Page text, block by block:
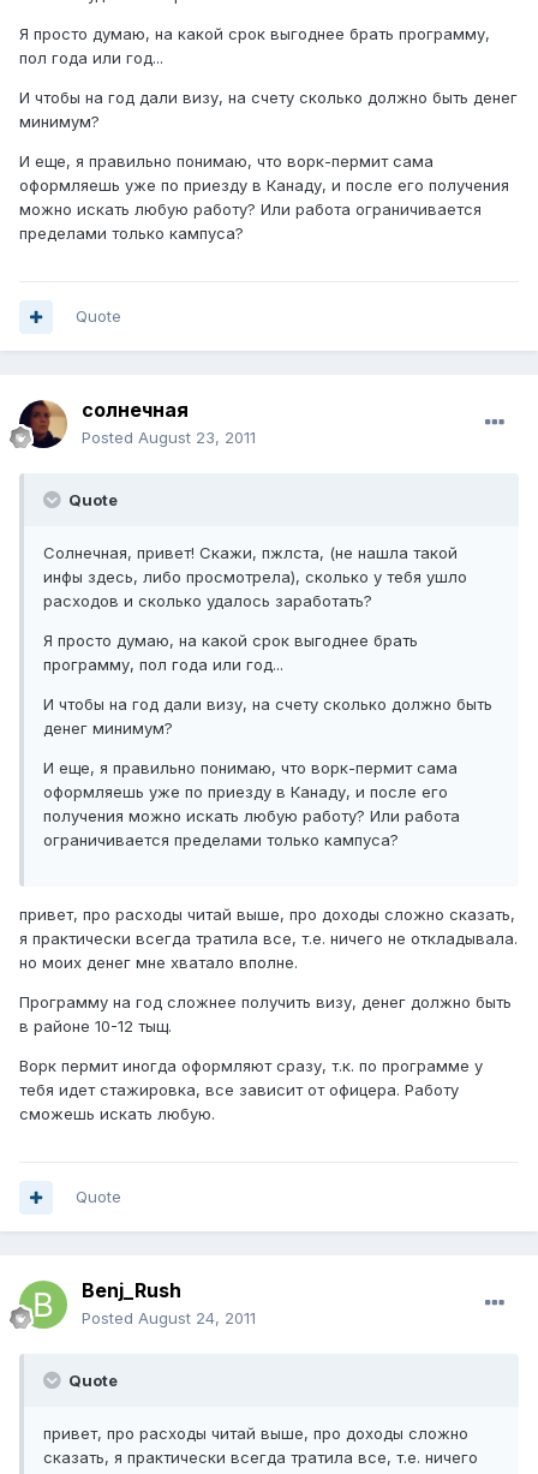
Я просто думаю, на какой срок выгоднее брать программу,
пол года или год...
И чтобы на год дали визу, на счету сколько должно быть денег
минимум?
И еще, я правильно понимаю, что ворк-пермит сама
оформляешь уже по приезду в Канаду, и после его получения
можно искать любую работу? Или работа ограничивается
пределами только кампуса?
Quote
солнечная
Posted August 23, 2011
Quote
Солнечная, привет! Скажи, пжлста, (не нашла такой
инфы здесь, либо просмотрела), сколько у тебя ушло
расходов и сколько удалось заработать?
Я просто думаю, на какой срок выгоднее брать
программу, пол года или год...
И чтобы на год дали визу, на счету сколько должно быть
денег минимум?
И еще, я правильно понимаю, что ворк-пермит сама
оформляешь уже по приезду в Канаду, и после его
получения можно искать любую работу? Или работа
ограничивается пределами только кампуса?
привет, про расходы читай выше, про доходы сложно сказать,
я практически всегда тратила все, т.е. ничего не откладывала.
но моих денег мне хватало вполне.
Программу на год сложнее получить визу, денег должно быть
в районе 10-12 тыщ.
Ворк пермит иногда оформляют сразу, т.к. по программе у
тебя идет стажировка, все зависит от офицера. Работу
сможешь искать любую.
Quote
Benj_Rush
Posted August 24, 2011
Quote
привет, про расходы читай выше, про доходы сложно
сказать, я практически всегда тратила все, т.е. ничего